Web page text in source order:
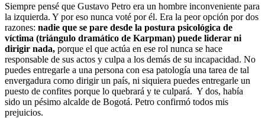
Siempre pensé que Gustavo Petro era un hombre inconveniente para
la izquierda. Y por eso nunca voté por él. Era la peor opción por dos
razones: nadie que se pare desde la postura psicológica de
víctima (triángulo dramático de Karpman) puede liderar ni
dirigir nada, porque el que actúa en ese rol nunca se hace
responsable de sus actos y culpa a los demás de su incapacidad. No
puedes entregarle a una persona con esa patología una tarea de tal
envergadura como dirigir un país, ni siquiera puedes entregarle un
puesto de confites porque lo quebrará y te culpará. Y dos, había
sido un pésimo alcalde de Bogotá. Petro confirmó todos mis
prejuicios.